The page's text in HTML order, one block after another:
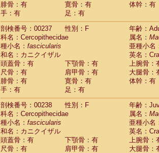
腓骨：有
寛骨：有
体幹：有
手：有
足：有
剖検番号：00237
性別：F
年齢：
科名：Cercopithecidae
属名：
種小名： fascicularis
亜種小名
和名：カニクイザル
英名：
頭蓋骨：有
下顎骨：有
上腕骨：
尺骨：有
肩甲骨：有
大腿骨：
腓骨：有
寛骨：有
体幹：有
手：有
足：有
剖検番号：00238
性別：F
年齢：
科名：Cercopithecidae
属名：
種小名： fascicularis
亜種小名
和名：カニクイザル
英名：
頭蓋骨：有
下顎骨：有
上腕骨：
尺骨：有
肩甲骨：有
大腿骨：